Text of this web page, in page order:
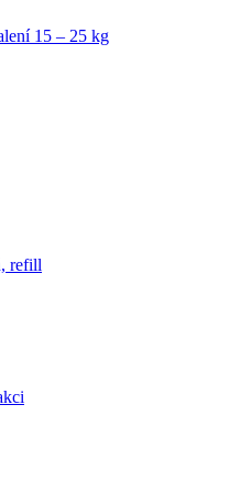
15 – 25 kg
refill